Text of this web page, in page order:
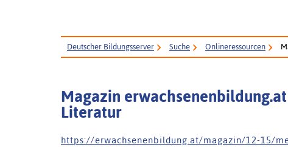
Deutscher Bildungsserver Suche Onlineressourcen
Magazin
Literatur
h t t p s : / / e r w a c h s e n e n b i l d u n g . a t / m a g a z i n / 1 2 - 1 5 / m